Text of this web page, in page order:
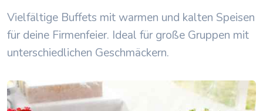
Vielfältige Buffets mit warmen und kalten Speisen
für deine Firmenfeier. Ideal für große Gruppen mit
unterschiedlichen Geschmäckern.